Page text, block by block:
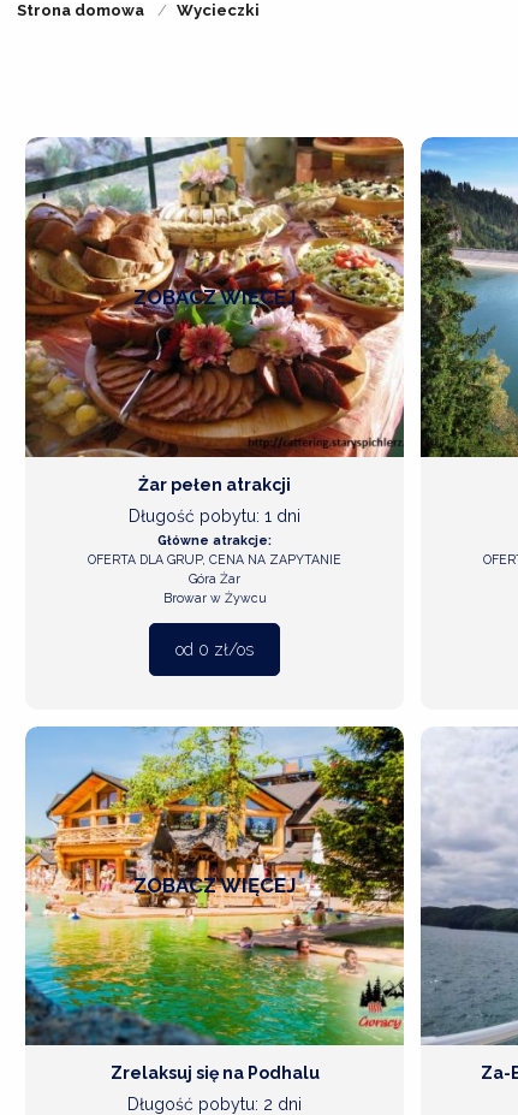
Strona domowa Wycieczki
ZOBACZWIĘCEJ
Żar pełen atrakcji
Długość pobytu: 1 dni
Główne atrakcje:
OFERTA DLA GRUP, CENA NA ZAPYTANIE
Góra Żar
Browar w Żywcu
od 0 zł/os
ZOBACZWIĘCEJ
Zrelaksuj się na Podhalu
Długość pobytu: 2 dni
Za-